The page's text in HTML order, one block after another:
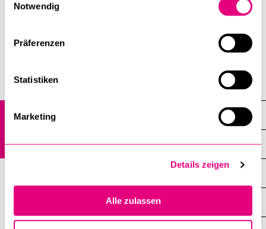
Notwendig
Präferenzen
Statistiken
Marketing
Details zeigen
Alle zulassen
Mid-level Organisation University of Lucerne (MOL)
Overview